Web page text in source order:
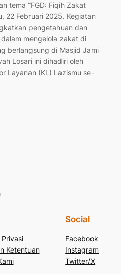
tema “FGD: Fiqih Zakat
22 Februari 2025. Kegiatan
pengetahuan dan
mengelola zakat di
berlangsung di Masjid Jami
Losari ini dihadiri oleh
Layanan (KL) Lazismu se-
Ketentuan
Social
Facebook
Instagram
Twitter/X